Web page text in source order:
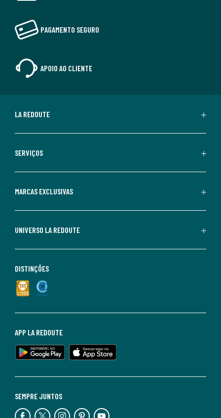
PAGAMENTO SEGURO
APOIO AO CLIENTE
LA REDOUTE
SERVIÇOS
MARCAS EXCLUSIVAS
UNIVERSO LA REDOUTE
SEMPRE JUNTOS
APP LA REDOUTE
DISTINÇÕES